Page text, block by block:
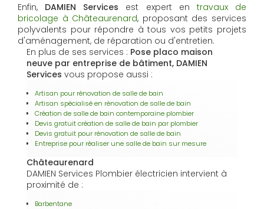
Enfin, DAMIEN Services est expert en travaux de
bricolage à Châteaurenard, proposant des services
polyvalents pour répondre à tous vos petits projets
d'aménagement, de réparation ou d'entretien.
En plus de ses services : Pose placo maison
neuve par entreprise de bâtiment, DAMIEN
Services vous propose aussi :
Artisan pour rénovation de salle de bain
Artisan spécialisé en rénovation de salle de bain
Création de salle de bain contemporaine plombier
Devis gratuit création de salle de bain par plombier
Devis gratuit pour rénovation de salle de bain
Entreprise pour réaliser une salle de bain sur mesure
Châteaurenard
DAMIEN Services Plombier électricien intervient à
proximité de :
Barbentane